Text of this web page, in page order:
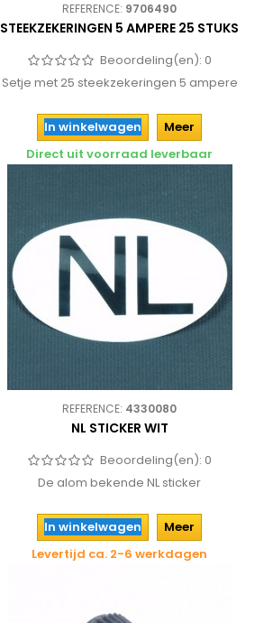
REFERENCE: 9706490
STEEKZEKERINGEN 5 AMPERE 25 STUKS
Beoordeling(en): 0
Setje met 25 steekzekeringen 5 ampere
In winkelwagen
Meer
Direct uit voorraad leverbaar
REFERENCE: 4330080
NL STICKER WIT
Beoordeling(en): 0
De alom bekende NL sticker
In winkelwagen
Meer
Levertijd ca. 2-6 werkdagen